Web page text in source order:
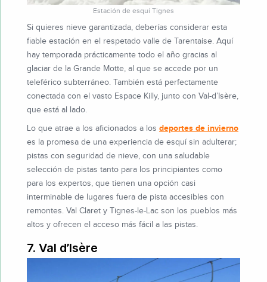
Estación de esquí Tignes
Si quieres nieve garantizada, deberías considerar esta
fiable estación en el respetado valle de Tarentaise. Aquí
hay temporada prácticamente todo el año gracias al
glaciar de la Grande Motte, al que se accede por un
teleférico subterráneo. También está perfectamente
conectada con el vasto Espace Killy, junto con Val-d’Isère,
que está al lado.
Lo que atrae a los aficionados a los deportes de invierno
es la promesa de una experiencia de esquí sin adulterar;
pistas con seguridad de nieve, con una saludable
selección de pistas tanto para los principiantes como
para los expertos, que tienen una opción casi
interminable de lugares fuera de pista accesibles con
remontes. Val Claret y Tignes-le-Lac son los pueblos más
altos y ofrecen el acceso más fácil a las pistas.
7. Val d’Isère